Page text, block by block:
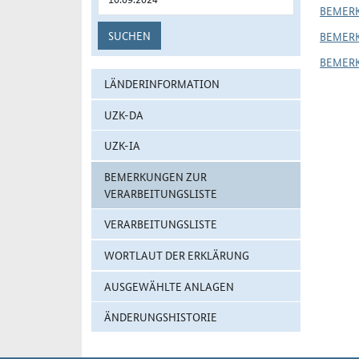
SUCHEN
LÄNDERINFORMATION
UZK-DA
UZK-IA
BEMERKUNGEN ZUR
VERARBEITUNGSLISTE
VERARBEITUNGSLISTE
WORTLAUT DER ERKLÄRUNG
AUSGEWÄHLTE ANLAGEN
ÄNDERUNGSHISTORIE